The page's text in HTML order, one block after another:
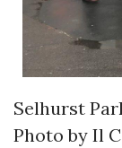
Selhurst
Photo by Il